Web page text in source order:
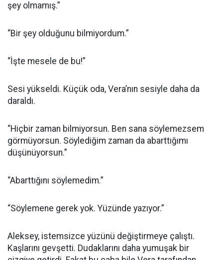
şey olmamış.”
“Bir şey olduğunu bilmiyordum.”
“İşte mesele de bu!”
Sesi yükseldi. Küçük oda, Vera’nın sesiyle daha da
daraldı.
“Hiçbir zaman bilmiyorsun. Ben sana söylemezsem
görmüyorsun. Söylediğim zaman da abarttığımı
düşünüyorsun.”
“Abarttığını söylemedim.”
“Söylemene gerek yok. Yüzünde yazıyor.”
Aleksey, istemsizce yüzünü değiştirmeye çalıştı.
Kaşlarını gevşetti. Dudaklarını daha yumuşak bir